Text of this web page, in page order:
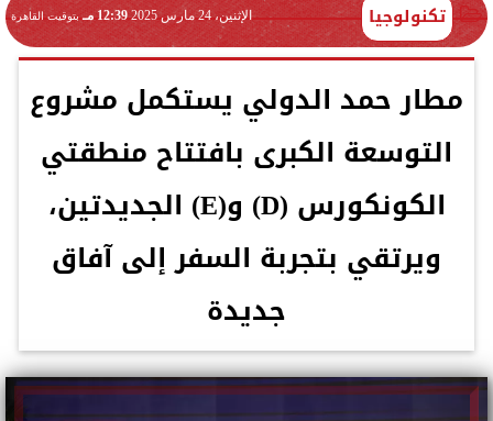
تكنولوجيا الإثنين، 24 مارس 2025 12:39 مـ بتوقيت القاهرة
مطار حمد الدولي يستكمل مشروع
التوسعة الكبرى بافتتاح منطقتي
الكونكورس (D) و(E) الجديدتين،
ويرتقي بتجربة السفر إلى آفاق
جديدة